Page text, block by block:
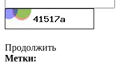
Продолжить
Метки: